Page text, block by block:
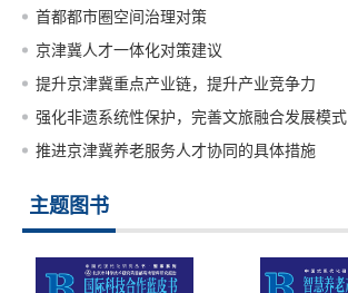
首都都市圈空间治理对策
京津冀人才一体化对策建议
提升京津冀重点产业链，提升产业竞争力
强化非遗系统性保护，完善文旅融合发展模式
推进京津冀养老服务人才协同的具体措施
主题图书